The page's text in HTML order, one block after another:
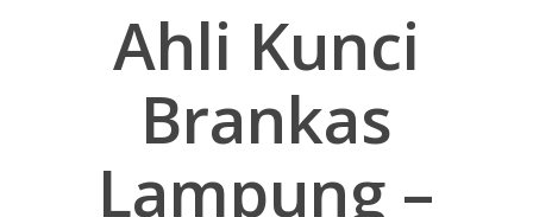
Ahli Kunci
Brankas
Lampung –